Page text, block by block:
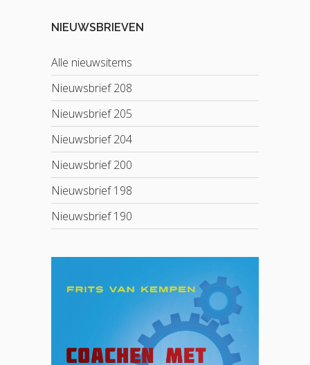
NIEUWSBRIEVEN
Alle nieuwsitems
Nieuwsbrief 208
Nieuwsbrief 205
Nieuwsbrief 204
Nieuwsbrief 200
Nieuwsbrief 198
Nieuwsbrief 190